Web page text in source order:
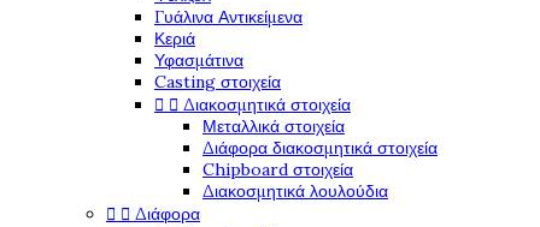
Γυάλινα Αντικείμενα
Κεριά
Υφασμάτινα
Casting στοιχεία
  Διακοσμητικά στοιχεία
Μεταλλικά στοιχεία
Διάφορα διακοσμητικά στοιχεία
Chipboard στοιχεία
Διακοσμητικά λουλούδια
  Διάφορα